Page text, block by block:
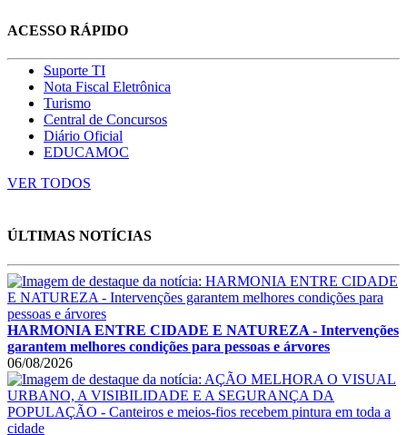
ACESSO RÁPIDO
Suporte TI
Nota Fiscal Eletrônica
Turismo
Central de Concursos
Diário Oficial
EDUCAMOC
VER TODOS
ÚLTIMAS NOTÍCIAS
HARMONIA ENTRE CIDADE E NATUREZA - Intervenções
garantem melhores condições para pessoas e árvores
06/08/2026